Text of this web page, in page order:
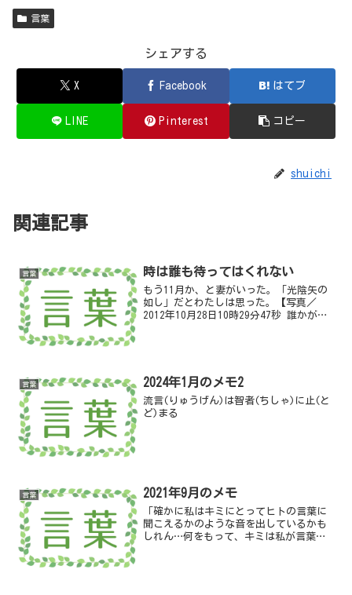
言葉
シェアする
X Facebook はてブ
LINE Pinterest コピー
shuichi
関連記事
言葉 時は誰も待ってはくれない
もう11月か、と妻がいった。「光陰矢の
如し」だとわたしは思った。【写真／
2012年10月28日10時29分47秒 誰かが砂
言葉 2024年1月のメモ2
流言(りゅうげん)は智者(ちしゃ)に止(と
ど)まる
言葉 2021年9月のメモ
「確かに私はキミにとってヒトの言葉に
聞こえるかのような音を出しているかも
しれん…何をもって、キミは私が言葉通